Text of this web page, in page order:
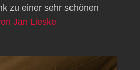
zu einer sehr schönen
Jan Lieske